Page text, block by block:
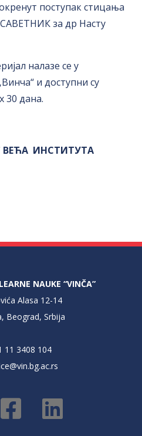
поступак стицања
за др Насту
налазе се у
и доступни су
30 дана.
ВЕЋА ИНСТИТУТА
NAUKE “VINČA”
Alasa 12-14
Beograd, Srbija
11 3408 104